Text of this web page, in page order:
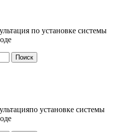
по установке системы
Поиск
установке системы